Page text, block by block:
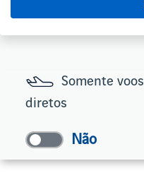
Somente voos
diretos